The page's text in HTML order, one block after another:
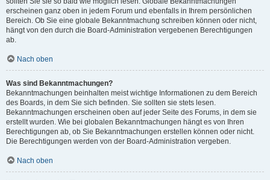
erscheinen ganz oben in jedem Forum und ebenfalls in Ihrem persönlichen
Bereich. Ob Sie eine globale Bekanntmachung schreiben können oder nicht,
hängt von den durch die Board-Administration vergebenen Berechtigungen
ab.
Nach oben
Was sind Bekanntmachungen?
Bekanntmachungen beinhalten meist wichtige Informationen zu dem Bereich
des Boards, in dem Sie sich befinden. Sie sollten sie stets lesen.
Bekanntmachungen erscheinen oben auf jeder Seite des Forums, in dem sie
erstellt wurden. Wie bei globalen Bekanntmachungen hängt es von Ihren
Berechtigungen ab, ob Sie Bekanntmachungen erstellen können oder nicht.
Die Berechtigungen werden von der Board-Administration vergeben.
Nach oben